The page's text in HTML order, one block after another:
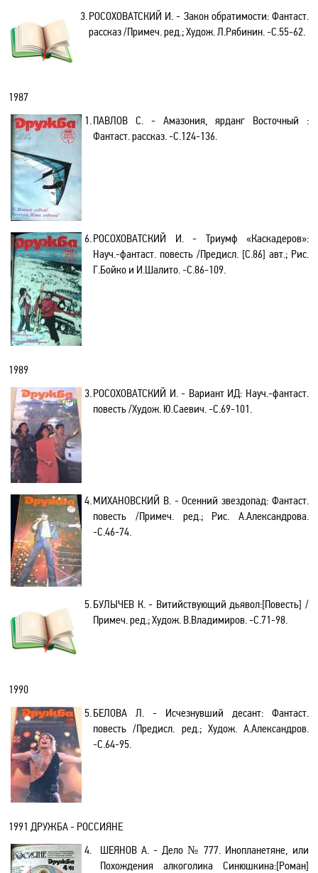
3.РОСОХОВАТСКИЙ И. - Закон обратимости: Фантаст.
рассказ /Примеч. ред.; Худож. Л.Рябинин. -С.55-62.
1987
1.ПАВЛОВ С. - Амазония, ярданг Восточный :
Фантаст. рассказ. -C.124-136.
6.РОСОХОВАТСКИЙ И. - Триумф «Каскадеров»:
Науч.-фантаст. повесть /Предисл. [С.86] авт.; Рис.
Г.Бойко и И.Шалито. -C.86-109.
1989
3.РОСОХОВАТСКИЙ И. - Вариант ИД: Науч.-фантаст.
повесть /Худож. Ю.Саевич. -С.69-101.
4.МИХАНОВСКИЙ В. - Осенний звездопад: Фантаст.
повесть /Примеч. ред.; Рис. А.Александрова.
-С.46-74.
5.БУЛЫЧЕВ К. - Витийствующий дьявол:[Повесть] /
Примеч. ред.; Худож. В.Владимиров. -С.71-98.
1990
5.БЕЛОВА Л. - Исчезнувший десант: Фантаст.
повесть /Предисл. ред.; Худож. А.Александров.
-С.64-95.
1991 ДРУЖБА - РОССИЯНЕ
4.
ШЕЯНОВ А. - Дело № 777. Инопланетяне, или
Похождения алкоголика Синюшкина:[Роман]